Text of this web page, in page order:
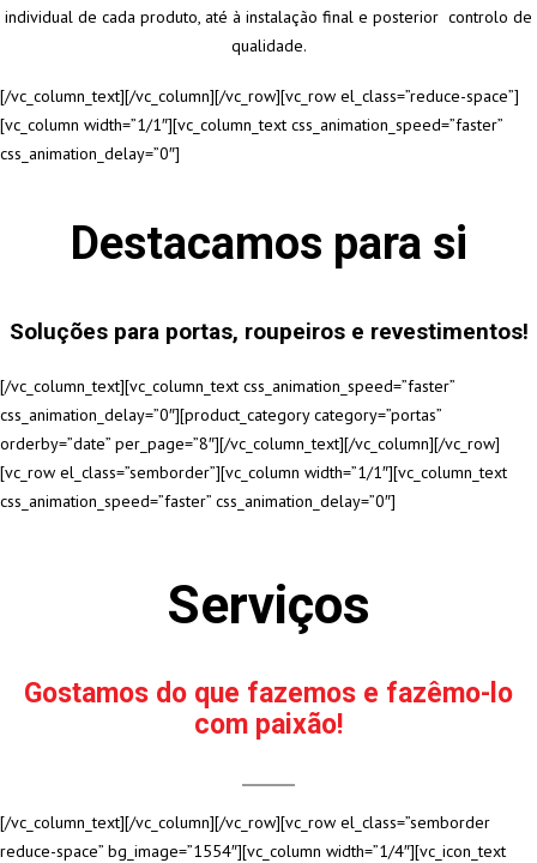
individual de cada produto, até à instalação final e posterior controlo de
qualidade.
[/vc_column_text][/vc_column][/vc_row][vc_row el_class=”reduce-space”]
[vc_column width=”1/1″][vc_column_text css_animation_speed=”faster”
css_animation_delay=”0″]
Destacamos para si
Soluções para portas, roupeiros e revestimentos!
[/vc_column_text][vc_column_text css_animation_speed=”faster”
css_animation_delay=”0″][product_category category=”portas”
orderby=”date” per_page=”8″][/vc_column_text][/vc_column][/vc_row]
[vc_row el_class=”semborder”][vc_column width=”1/1″][vc_column_text
css_animation_speed=”faster” css_animation_delay=”0″]
Serviços
Gostamos do que fazemos e fazêmo-lo
com paixão!
[/vc_column_text][/vc_column][/vc_row][vc_row el_class=”semborder
reduce-space” bg_image=”1554″][vc_column width=”1/4″][vc_icon_text